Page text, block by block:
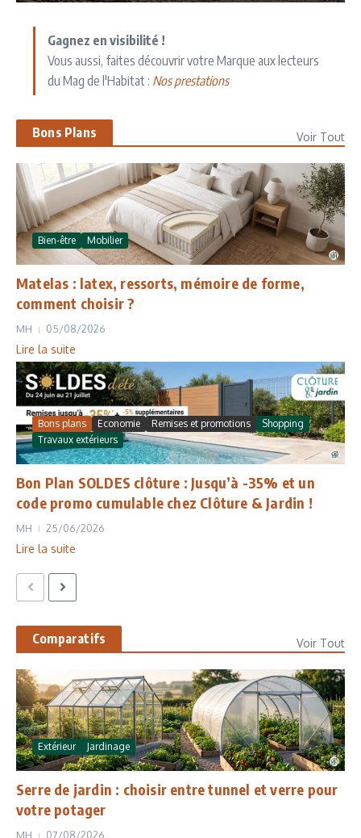
Gagnez en visibilité !
Vous aussi, faites découvrir votre Marque aux lecteurs
du Mag de l'Habitat : Nos prestations
Bons Plans Voir Tout
Bien-être Mobilier
Matelas : latex, ressorts, mémoire de forme,
comment choisir ?
MH 05/08/2026
Lire la suite
Bons plans Economie Remises et promotions
Shopping
Travaux extérieurs
Bon Plan SOLDES clôture : Jusqu’à -35% et un
code promo cumulable chez Clôture & Jardin !
MH 25/06/2026
Lire la suite
Comparatifs Voir Tout
Extérieur Jardinage
Serre de jardin : choisir entre tunnel et verre pour
votre potager
MH 07/08/2026